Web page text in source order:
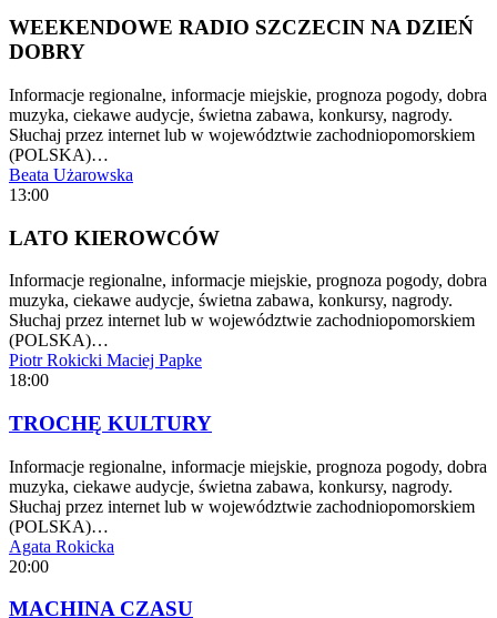
WEEKENDOWE RADIO SZCZECIN NA DZIEŃ
DOBRY
Informacje regionalne, informacje miejskie, prognoza pogody, dobra
muzyka, ciekawe audycje, świetna zabawa, konkursy, nagrody.
Słuchaj przez internet lub w województwie zachodniopomorskiem
(POLSKA)…
Beata Użarowska
13:00
LATO KIEROWCÓW
Informacje regionalne, informacje miejskie, prognoza pogody, dobra
muzyka, ciekawe audycje, świetna zabawa, konkursy, nagrody.
Słuchaj przez internet lub w województwie zachodniopomorskiem
(POLSKA)…
Piotr Rokicki Maciej Papke
18:00
TROCHĘ KULTURY
Informacje regionalne, informacje miejskie, prognoza pogody, dobra
muzyka, ciekawe audycje, świetna zabawa, konkursy, nagrody.
Słuchaj przez internet lub w województwie zachodniopomorskiem
(POLSKA)…
Agata Rokicka
20:00
MACHINA CZASU